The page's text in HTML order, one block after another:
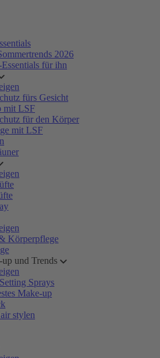
2026
für ihn
fürs Gesicht
mit LSF
für den Körper
mit LSF
Körperpflege
und Trends
Sprays
Make-up
stylen